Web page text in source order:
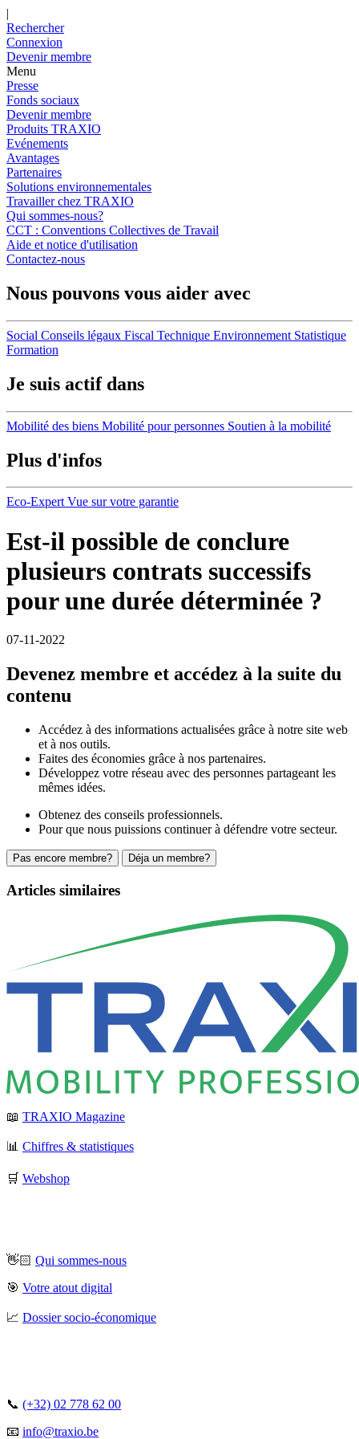
|
Rechercher
Connexion
Devenir membre
Menu
Presse
Fonds sociaux
Devenir membre
Produits TRAXIO
Evénements
Avantages
Partenaires
Solutions environnementales
Travailler chez TRAXIO
Qui sommes-nous?
CCT : Conventions Collectives de Travail
Aide et notice d'utilisation
Contactez-nous
Nous pouvons vous aider avec
Social Conseils légaux Fiscal Technique Environnement Statistique
Formation
Je suis actif dans
Mobilité des biens Mobilité pour personnes Soutien à la mobilité
Plus d'infos
Eco-Expert Vue sur votre garantie
Est-il possible de conclure
plusieurs contrats successifs
pour une durée déterminée ?
07-11-2022
Devenez membre et accédez à la suite du
contenu
Accédez à des informations actualisées grâce à notre site web
et à nos outils.
Faites des économies grâce à nos partenaires.
Développez votre réseau avec des personnes partageant les
mêmes idées.
Obtenez des conseils professionnels.
Pour que nous puissions continuer à défendre votre secteur.
Pas encore membre? Déja un membre?
Articles similaires
📖 TRAXIO Magazine
📊 Chiffres & statistiques
🛒 Webshop
👋🏻 Qui sommes-nous
🎯 Votre atout digital
📈 Dossier socio-économique
📞 (+32) 02 778 62 00
📧 info@traxio.be